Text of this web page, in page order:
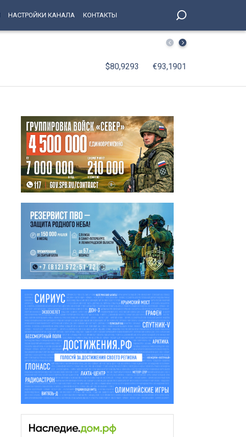
НАСТРОЙКИ КАНАЛА КОНТАКТЫ
Жара и отмена лекарств едва не привели к ампутации
$80,9293 €93,1901